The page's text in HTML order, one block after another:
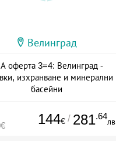
Велинград
оферта 3=4: Велинград -
изхранване и минерални
басейни
144€ / 281.64
лв.